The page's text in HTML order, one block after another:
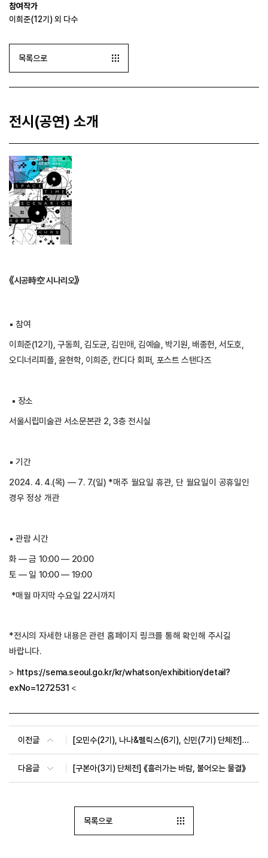
참여작가
이희준(12기) 외 다수
목록으로
전시(공연) 소개
《시공時空 시나리오》
▪ 참여
이희준(12기), 구동희, 김도균, 김민애, 김예슬, 박기원, 배종헌, 서도호,
오디너리피플, 윤현학, 이희준, 칸디다 회퍼, 포스트 스탠다즈
▪ 장소
서울시립미술관 서소문본관 2, 3층 전시실
▪ 기간
2024. 4. 4.(목)—7. 7.(일) *매주 월요일 휴관, 단 월요일이 공휴일인
경우 정상 개관
▪ 관람 시간
화—금 10:00—20:00
토—일 10:00—19:00
*매월 마지막 수요일 22시까지
*전시의 자세한 내용은 관련 홈페이지 링크를 통해 확인해 주시길
바랍니다.
> https://sema.seoul.go.kr/kr/whatson/exhibition/detail?
exNo=1272531 <
이전글 [오민수(2기), 나나&펠릭스(6기), 신민(7기) 단체전] 《버릴 것 없는 전시》
다음글 [구본아(3기) 단체전] 《흘러가는 바람, 불어오는 물결》
목록으로